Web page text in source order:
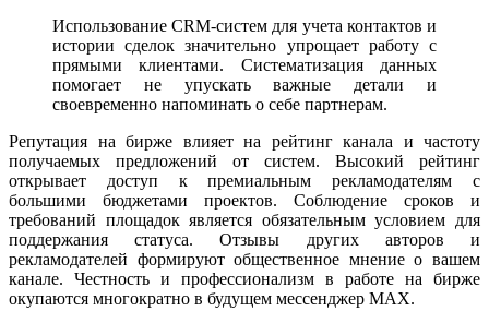
Использование CRM-систем для учета контактов и
истории сделок значительно упрощает работу с
прямыми клиентами. Систематизация данных
помогает не упускать важные детали и
своевременно напоминать о себе партнерам.
Репутация на бирже влияет на рейтинг канала и частоту
получаемых предложений от систем. Высокий рейтинг
открывает доступ к премиальным рекламодателям с
большими бюджетами проектов. Соблюдение сроков и
требований площадок является обязательным условием для
поддержания статуса. Отзывы других авторов и
рекламодателей формируют общественное мнение о вашем
канале. Честность и профессионализм в работе на бирже
окупаются многократно в будущем мессенджер MAX.